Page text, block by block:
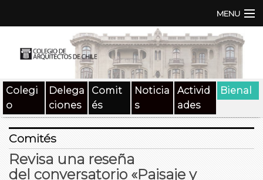
MENU
Documentos
SAT
Beneficios
Colegi
o
Delega
ciones
Comit
és
Noticia
s
Activid
ades
Bienal
Comités
Revisa una reseña
del conversatorio «Paisaje y